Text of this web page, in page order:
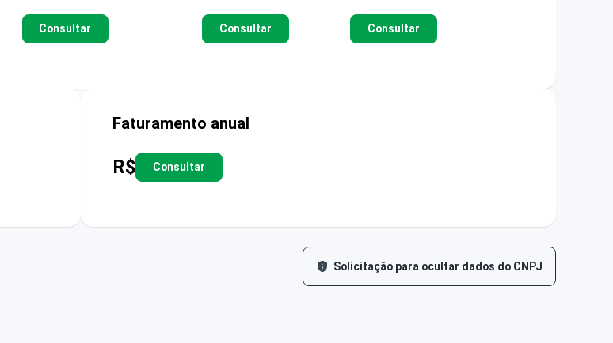
Consultar Consultar Consultar
Faturamento anual
R$ Consultar
Solicitação para ocultar dados do CNPJ